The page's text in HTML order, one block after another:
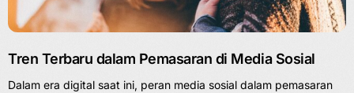
Tren Terbaru dalam Pemasaran di Media Sosial
Dalam era digital saat ini, peran media sosial dalam pemasaran